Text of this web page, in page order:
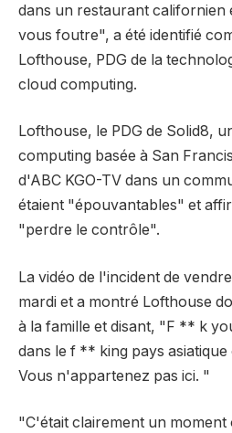
dans un restaurant californien
vous foutre", a été identifié
Lofthouse, PDG de la
cloud computing.
Lofthouse, le PDG de Solid8,
computing basée à San
d'ABC KGO-TV dans un
étaient "épouvantables" et
"perdre le contrôle".
La vidéo de l'incident de
mardi et a montré Lofthouse
à la famille et disant, "F ** k
dans le f ** king pays
Vous n'appartenez pas ici. "
"C'était clairement un moment